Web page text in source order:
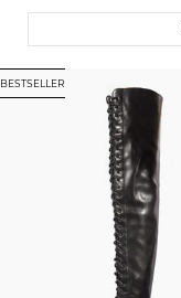
BESTSELLER